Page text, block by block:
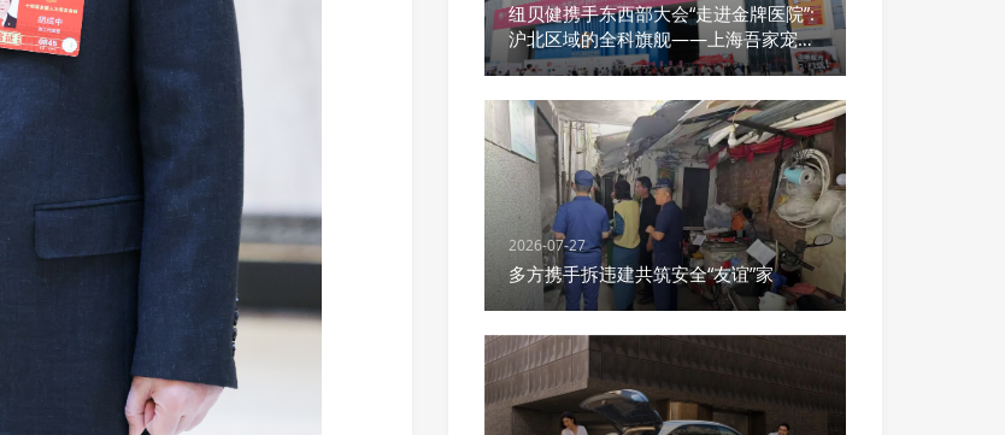
纽贝健携手东西部大会“走进金牌医院”:
沪北区域的全科旗舰——上海吾家宠物
医院宝山总院
2026-07-27
多方携手拆违建共筑安全“友谊”家